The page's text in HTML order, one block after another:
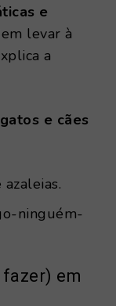
e
levar à
a
gatos e cães
ninguém-
em